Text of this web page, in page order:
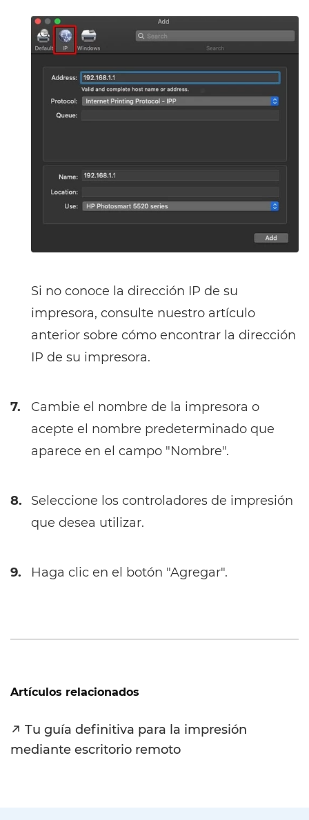
Si no conoce la dirección IP de su
impresora, consulte nuestro artículo
anterior sobre cómo encontrar la dirección
IP de su impresora.
7.
Cambie el nombre de la impresora o
acepte el nombre predeterminado que
aparece en el campo "Nombre".
8.
Seleccione los controladores de impresión
que desea utilizar.
9. Haga clic en el botón "Agregar".
Artículos relacionados
Tu guía definitiva para la impresión
mediante escritorio remoto